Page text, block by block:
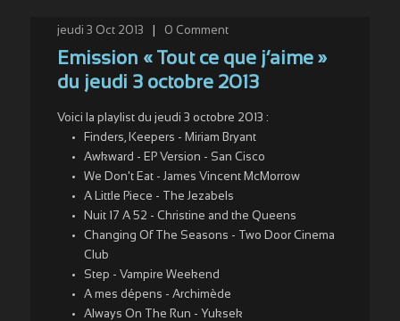
jeudi 3 Oct 2013 0 Comment
Emission « Tout ce que j’aime »
du jeudi 3 octobre 2013
Voici la playlist du jeudi 3 octobre 2013 :
Finders, Keepers - Miriam Bryant
Awkward - EP Version - San Cisco
We Don't Eat - James Vincent McMorrow
A Little Piece - The Jezabels
Nuit 17 A 52 - Christine and the Queens
Changing Of The Seasons - Two Door Cinema
Club
Step - Vampire Weekend
A mes dépens - Archimède
Always On The Run - Yuksek